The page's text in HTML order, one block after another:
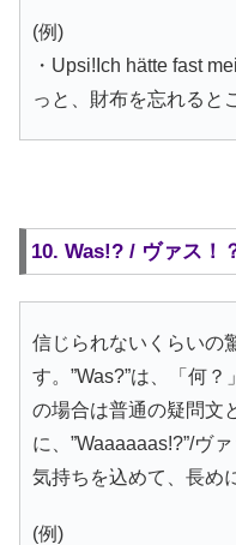
(例)
・Upsi!Ich hätte fast
っと、財布を忘れると
10. Was!? / ヴァス！
信じられないくらいの
す。”Was?”は、「何
の場合は普通の疑問文
に、”Waaaaaas!?”/ヴ
気持ちを込めて、長め
(例)